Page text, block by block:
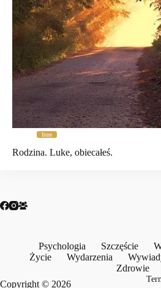
Inne
Rodzina. Luke, obiecałeś.
Psychologia Szczęście
Życie
Wydarzenia
Zdrowie
Copyright © 2026